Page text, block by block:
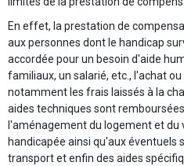
En effet, la prestation de
aux personnes dont le handicap
accordée pour un besoin d'aide
familiaux, un salarié, etc., l'achat
notamment les frais laissés à la
aides techniques sont
l'aménagement du logement et du
handicapée ainsi qu'aux éventuels
transport et enfin des aides